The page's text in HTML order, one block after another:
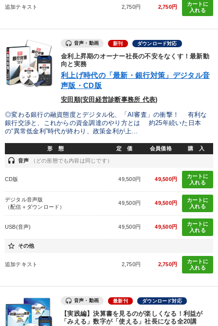
追加テキスト 2,750円 2,750円
カートに
入れる
音声・動画 新刊 ダウンロード対応
金利上昇期のオーナー社長の不安をなくす！最新動
向と実務
利上げ時代の「最新・銀行対策」デジタル音
声版・CD版
安田順(安田経営診断事務所 代表)
◎変わる銀行の融資態度とデジタル化、「AI審査」の衝撃！ 有利な
銀行交渉と、これからの資金調達のやり方とは 約25年続いた日本
の“異常低金利”時代が終わり、政策金利が上...
形 態 定 価 会員価格 購 入
headset 音声 （どの形態でも内容は同じです）
CD版 49,500円 49,500円
カートに
入れる
デジタル音声版
（配信＋ダウンロード）
49,500円 49,500円
カートに
入れる
USB(音声) 49,500円 49,500円
カートに
入れる
star_border その他
追加テキスト 2,750円 2,750円
カートに
入れる
音声・動画 最新刊 ダウンロード対応
【実践編】決算書を見るのが楽しくなる！利益が
「みえる」数字が「使える」社長になる全20講